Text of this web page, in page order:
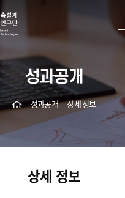
성과공개
성과공개 상세 정보
상세 정보